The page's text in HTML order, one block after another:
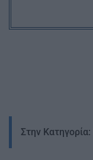
Στην Κατηγορία: